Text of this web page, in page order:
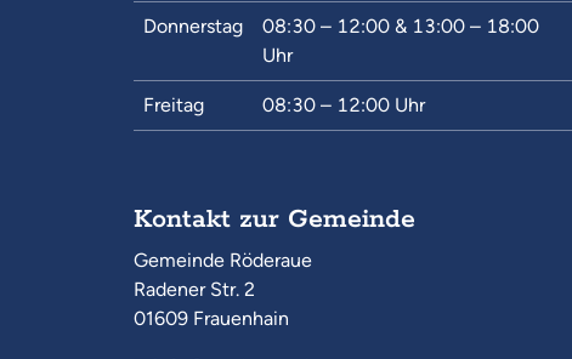
Kontakt zur Gemeinde
Gemeinde Röderaue
Radener Str. 2
01609 Frauenhain
Donnerstag 08:30 – 12:00 & 13:00 – 18:00
Uhr
Freitag 08:30 – 12:00 Uhr